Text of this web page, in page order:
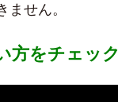
せん。
方をチェッ